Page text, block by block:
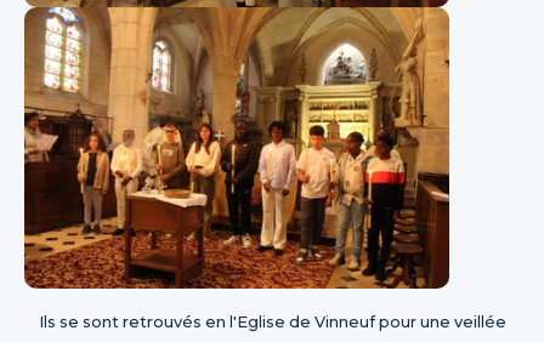
Ils se sont retrouvés en l'Eglise de Vinneuf pour une veillée